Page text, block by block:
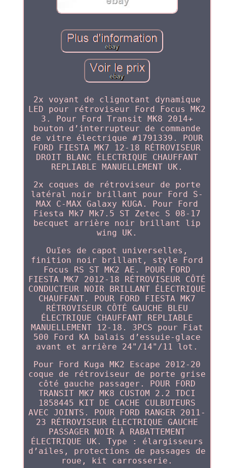
2x voyant de clignotant dynamique
LED pour rétroviseur Ford Focus MK2
3. Pour Ford Transit MK8 2014+
bouton d’interrupteur de commande
de vitre électrique #1791339. POUR
FORD FIESTA MK7 12-18 RÉTROVISEUR
DROIT BLANC ÉLECTRIQUE CHAUFFANT
REPLIABLE MANUELLEMENT UK.
2x coques de rétroviseur de porte
latéral noir brillant pour Ford S-
MAX C-MAX Galaxy KUGA. Pour Ford
Fiesta Mk7 Mk7.5 ST Zetec S 08-17
becquet arrière noir brillant lip
wing UK.
Ouïes de capot universelles,
finition noir brillant, style Ford
Focus RS ST MK2 AE. POUR FORD
FIESTA MK7 2012-18 RÉTROVISEUR CÔTÉ
CONDUCTEUR NOIR BRILLANT ÉLECTRIQUE
CHAUFFANT. POUR FORD FIESTA MK7
RÉTROVISEUR CÔTÉ GAUCHE BLEU
ÉLECTRIQUE CHAUFFANT REPLIABLE
MANUELLEMENT 12-18. 3PCS pour Fiat
500 Ford KA balais d’essuie-glace
avant et arrière 24"/14"/11 lot.
Pour Ford Kuga MK2 Escape 2012-20
coque de rétroviseur de porte grise
côté gauche passager. POUR FORD
TRANSIT MK7 MK8 CUSTOM 2.2 TDCI
1858445 KIT DE CACHE CULBUTEURS
AVEC JOINTS. POUR FORD RANGER 2011-
23 RÉTROVISEUR ÉLECTRIQUE GAUCHE
PASSAGER NOIR À RABATTEMENT
ÉLECTRIQUE UK. Type : élargisseurs
d’ailes, protections de passages de
roue, kit carrosserie.